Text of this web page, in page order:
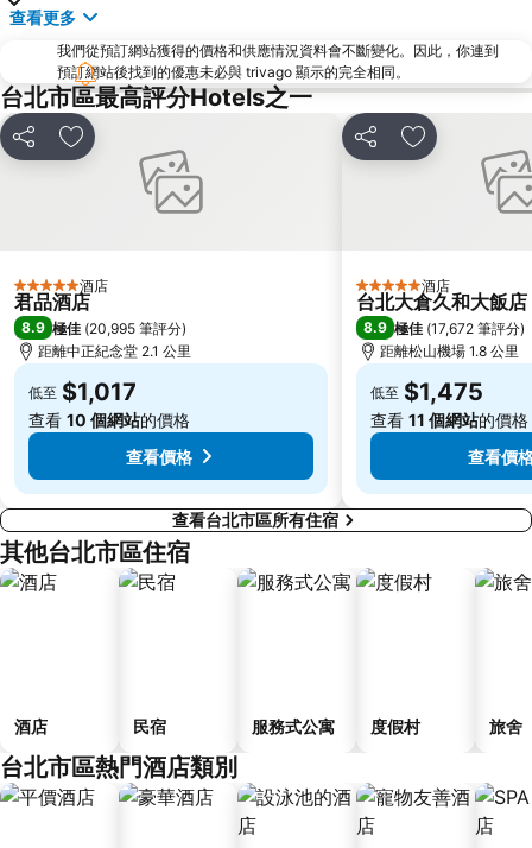
九份
台北世貿中心
台北市政府
羅東夜市
台北東區
饒河街觀光夜市
南港站覽館
萬華區
淡水老街
基隆廟口夜市
捷運民權西路站
行天宮
頂溪捷運站
永康街
大直美麗華
台北橋捷運站
查看更多
我們從預訂網站獲得的價格和供應情況資料會不斷變化。因此，你連到
預訂網站後找到的優惠未必與 trivago 顯示的完全相同。
台北市區最高評分Hotels之一
分享 放到收藏夾
5 星級 酒店
君品酒店
8.9 極佳 (20,995 筆評分)
距離中正紀念堂 2.1 公里
低至 $1,017
查看 10 個網站的價格
查看價格
分享 放到收藏夾
5 星級 酒店
台北大倉久和大飯店
8.9 極佳 (17,672 筆評分)
距離松山機場 1.8 公里
低至 $1,475
查看 11 個網站的價格
查看價
查看台北市區所有住宿
其他台北市區住宿
酒店 民宿 服務式公寓 度假村 旅舍
台北市區熱門酒店類別